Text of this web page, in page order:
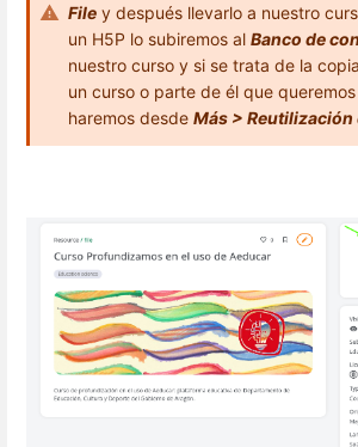
File y después llevarlo a nuestro
un H5P lo subiremos al Banco de
nuestro curso y si se trata de la
un curso o parte de él que
haremos desde Más > Reutilización